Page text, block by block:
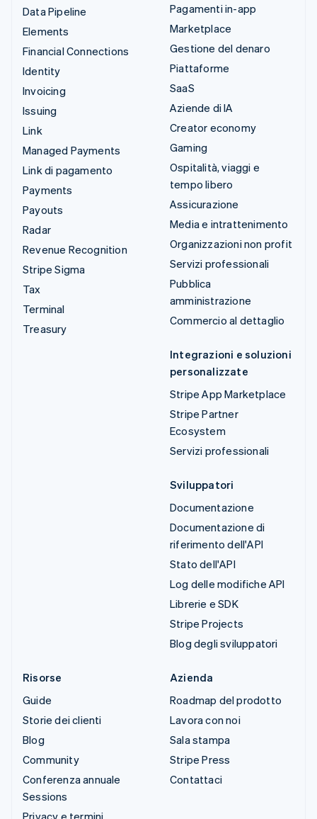
Data Pipeline
Elements
Financial Connections
Identity
Invoicing
Issuing
Link
Managed Payments
Link di pagamento
Payments
Payouts
Radar
Revenue Recognition
Stripe Sigma
Tax
Terminal
Treasury
Pagamenti in-app
Marketplace
Gestione del denaro
Piattaforme
SaaS
Aziende di IA
Creator economy
Gaming
Ospitalità, viaggi e
tempo libero
Assicurazione
Media e intrattenimento
Organizzazioni non profit
Servizi professionali
Pubblica
amministrazione
Commercio al dettaglio
Integrazioni e soluzioni
personalizzate
Stripe App Marketplace
Stripe Partner
Ecosystem
Servizi professionali
Sviluppatori
Documentazione
Documentazione di
riferimento dell'API
Stato dell'API
Log delle modifiche API
Librerie e SDK
Stripe Projects
Blog degli sviluppatori
Risorse
Guide
Storie dei clienti
Blog
Community
Conferenza annuale
Sessions
Azienda
Roadmap del prodotto
Lavora con noi
Sala stampa
Stripe Press
Contattaci